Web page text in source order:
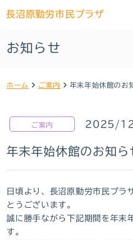
長沼原勤労市民プラザ
お知らせ
ホーム ご案内 年末年始休館のお
ご案内 2025/
年末年始休館のお知ら
日頃より、長沼原勤労市民プラ
とうございます。
誠に勝手ながら下記期間を年末
す。